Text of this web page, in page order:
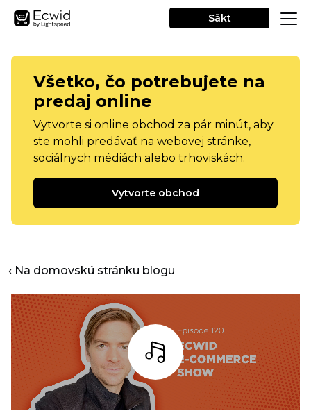
Sākt
Všetko, čo potrebujete na
predaj online
Vytvorte si online obchod za pár minút, aby
ste mohli predávať na webovej stránke,
sociálnych médiách alebo trhoviskách.
Vytvorte obchod
‹ Na domovskú stránku blogu
počúvať